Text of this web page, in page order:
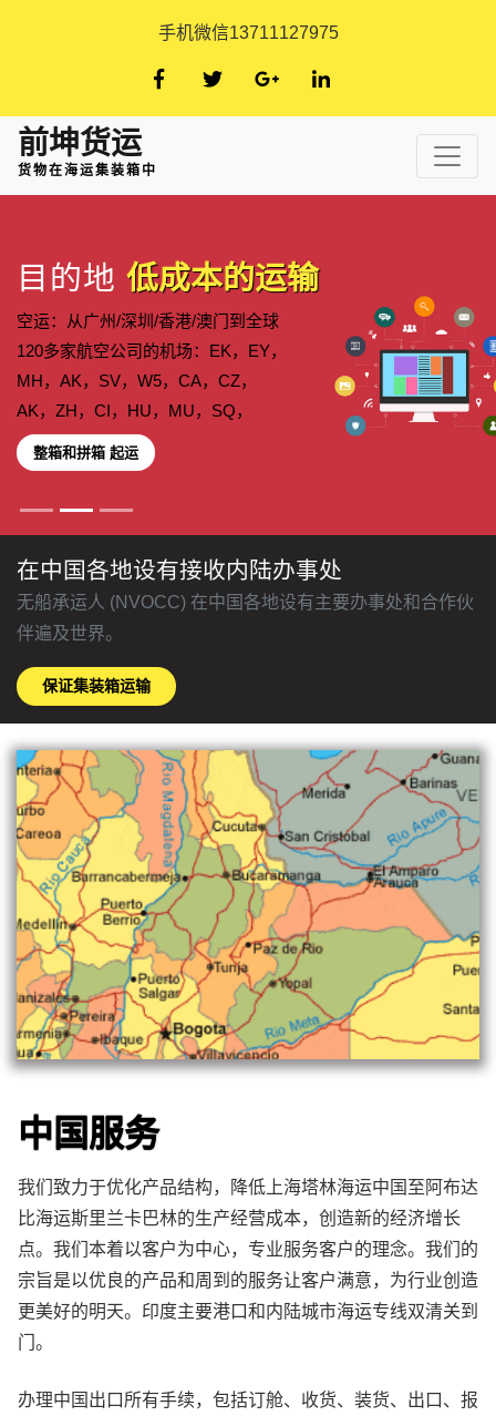
手机微信13711127975
前坤货运
货物在海运集装箱中
目的地 低成本的运输
空运：从广州/深圳/香港/澳门到全球
120多家航空公司的机场：EK，EY，
MH，AK，SV，W5，CA，CZ，
AK，ZH，CI，HU，MU，SQ，
整箱和拼箱 起运
在中国各地设有接收内陆办事处
无船承运人 (NVOCC) 在中国各地设有主要办事处和合作伙
伴遍及世界。
保证集装箱运输
中国服务
我们致力于优化产品结构，降低上海塔林海运中国至阿布达
比海运斯里兰卡巴林的生产经营成本，创造新的经济增长
点。我们本着以客户为中心，专业服务客户的理念。我们的
宗旨是以优良的产品和周到的服务让客户满意，为行业创造
更美好的明天。印度主要港口和内陆城市海运专线双清关到
门。
办理中国出口所有手续，包括订舱、收货、装货、出口、报